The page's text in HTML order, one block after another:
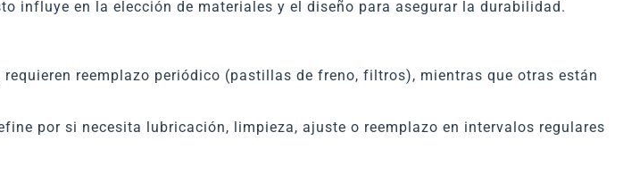
influye en la elección de materiales y el diseño para asegurar la durabilidad.
reemplazo periódico (pastillas de freno, filtros), mientras que otras están
por si necesita lubricación, limpieza, ajuste o reemplazo en intervalos regulares